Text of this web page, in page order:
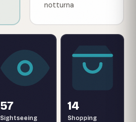
notturna
57
Sightseeing
14
Shopping